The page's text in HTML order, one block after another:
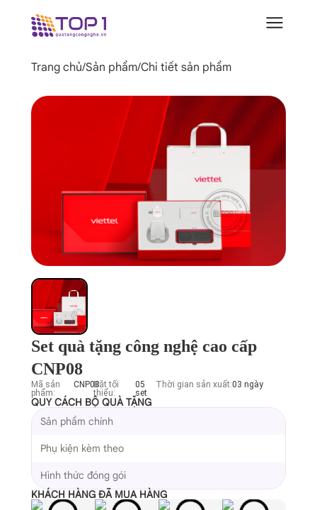
Trang chủ/Sản phẩm/Chi tiết sản phẩm
Set quà tặng công nghệ cao cấp
CNP08
Mã sản
phẩm:
CNP08Đặt tối
thiểu:
05
set
Thời gian sản xuất:03 ngày
QUY CÁCH BỘ QUÀ TẶNG
Sản phẩm chính
Phụ kiện kèm theo
Hình thức đóng gói
KHÁCH HÀNG ĐÃ MUA HÀNG